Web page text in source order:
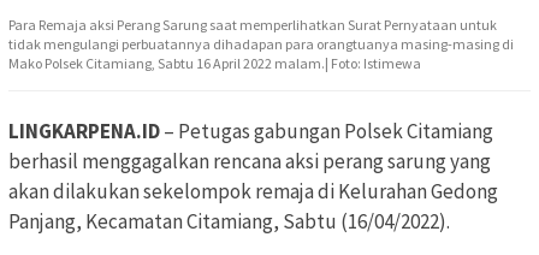
Para Remaja aksi Perang Sarung saat memperlihatkan Surat Pernyataan untuk
tidak mengulangi perbuatannya dihadapan para orangtuanya masing-masing di
Mako Polsek Citamiang, Sabtu 16 April 2022 malam.| Foto: Istimewa
LINGKARPENA.ID– Petugas gabungan Polsek Citamiang
berhasil menggagalkan rencana aksi perang sarung yang
akan dilakukan sekelompok remaja di Kelurahan Gedong
Panjang, Kecamatan Citamiang, Sabtu (16/04/2022).